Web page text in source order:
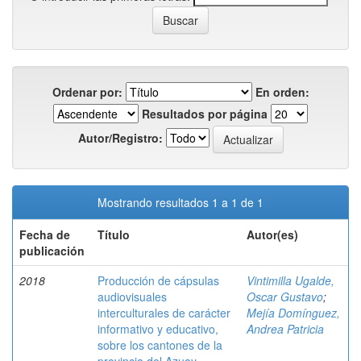
Ordenar por:
En orden:
Resultados por página
Autor/Registro:
Mostrando resultados 1 a 1 de 1
Fecha de
publicación
Título Autor(es)
2018
Producción de cápsulas
audiovisuales
interculturales de carácter
informativo y educativo,
sobre los cantones de la
Vintimilla Ugalde,
Oscar Gustavo;
Mejía Domínguez,
Andrea Patricia